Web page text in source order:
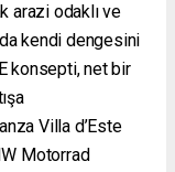
arazi odaklı ve
kendi dengesini
konsepti, net bir
Villa d’Este
Motorrad